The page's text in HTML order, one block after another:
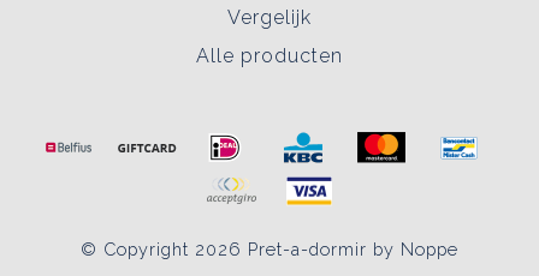
Vergelijk
Alle producten
© Copyright 2026 Pret-a-dormir by Noppe